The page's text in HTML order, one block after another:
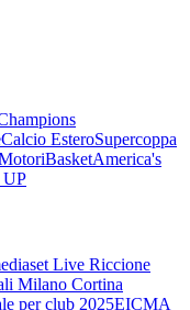
Calcio EsteroSupercoppa
BasketAmerica's
Live Riccione
Milano Cortina
per club 2025EICMA